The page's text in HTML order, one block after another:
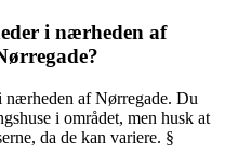
i nærheden af
nærheden af Nørregade. Du
i området, men husk at
da de kan variere. §